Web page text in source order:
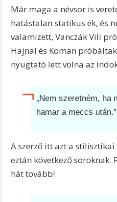
Már maga a névsor is
hatástalan statikus ék, és
valamizett, Vanczák Vili
Hajnal és Koman
nyugtató lett volna az
„Nem szeretném, ha
hamar a meccs után.”
A szerző itt azt a
eztán következő
hát tovább!